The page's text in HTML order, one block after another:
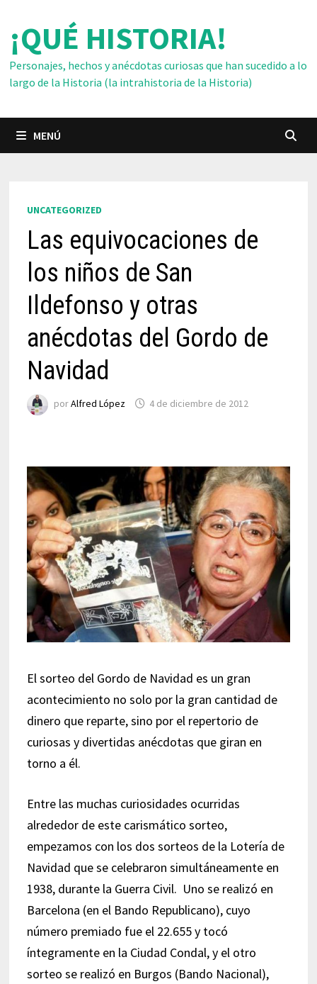
contenido
¡QUÉ HISTORIA!
Personajes, hechos y anécdotas curiosas que han sucedido a lo
largo de la Historia (la intrahistoria de la Historia)
MENÚ
UNCATEGORIZED
Las equivocaciones de
los niños de San
Ildefonso y otras
anécdotas del Gordo de
Navidad
porAlfred López 4 de diciembre de 2012
El sorteo del Gordo de Navidad es un gran
acontecimiento no solo por la gran cantidad de
dinero que reparte, sino por el repertorio de
curiosas y divertidas anécdotas que giran en
torno a él.
Entre las muchas curiosidades ocurridas
alrededor de este carismático sorteo,
empezamos con los dos sorteos de la Lotería de
Navidad que se celebraron simultáneamente en
1938, durante la Guerra Civil. Uno se realizó en
Barcelona (en el Bando Republicano), cuyo
número premiado fue el 22.655 y tocó
íntegramente en la Ciudad Condal, y el otro
sorteo se realizó en Burgos (Bando Nacional),